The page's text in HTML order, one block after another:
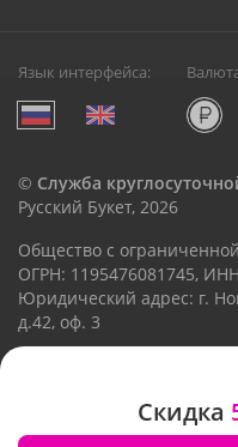
Язык интерфейса:
© Служба
Русский Букет, 2026
Общество с
ОГРН: 1195476081745,
Юридический адрес: г.
д.42, оф. 3
Скидка